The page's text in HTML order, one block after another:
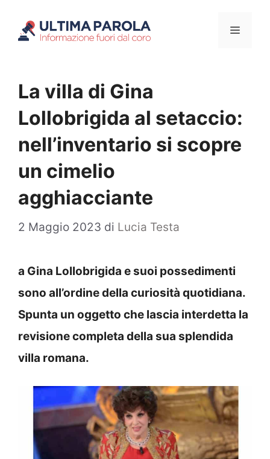
Menu
La villa di Gina
Lollobrigida al setaccio:
nell’inventario si scopre
un cimelio
agghiacciante
2 Maggio 2023 di Lucia Testa
a Gina Lollobrigida e suoi possedimenti
sono all’ordine della curiosità quotidiana.
Spunta un oggetto che lascia interdetta la
revisione completa della sua splendida
villa romana.